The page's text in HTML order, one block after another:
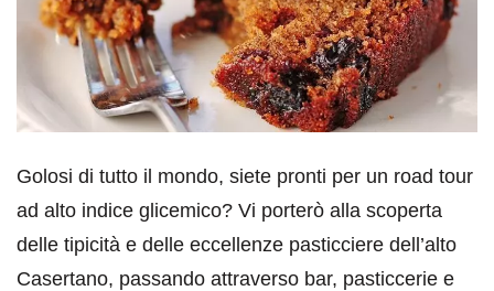
Golosi di tutto il mondo, siete pronti per un road tour
ad alto indice glicemico? Vi porterò alla scoperta
delle tipicità e delle eccellenze pasticciere dell’alto
Casertano, passando attraverso bar, pasticcerie e